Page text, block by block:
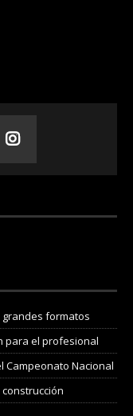
grandes formatos
para el profesional
Campeonato Nacional